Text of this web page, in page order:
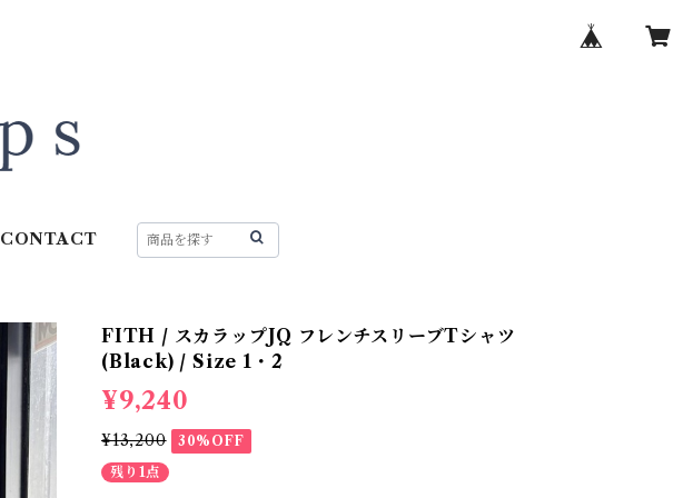
CONTACT
FITH / スカラップJQ フレンチスリーブTシャツ
(Black) / Size 1・2
¥9,240
¥13,200
30%OFF
残り1点